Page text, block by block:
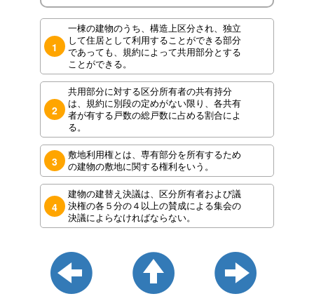
1
一棟の建物のうち、構造上区分され、独立
して住居として利用することができる部分
であっても、規約によって共用部分とする
ことができる。
2
共用部分に対する区分所有者の共有持分
は、規約に別段の定めがない限り、各共有
者が有する戸数の総戸数に占める割合によ
る。
3
敷地利用権とは、専有部分を所有するため
の建物の敷地に関する権利をいう。
4
建物の建替え決議は、区分所有者および議
決権の各５分の４以上の賛成による集会の
決議によらなければならない。